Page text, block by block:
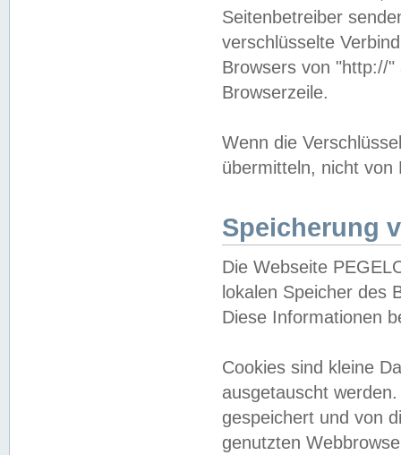
Seitenbetreiber
verschlüsselte
Browsers von "http://
Browserzeile.
Wenn die
übermitteln, nicht von
Speicherung
Die Webseite
lokalen Speicher des
Diese Informationen
Cookies sind kleine
ausgetauscht
gespeichert und von
genutzten